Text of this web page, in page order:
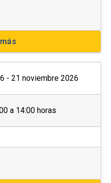
- 21 noviembre 2026
a 14:00 horas